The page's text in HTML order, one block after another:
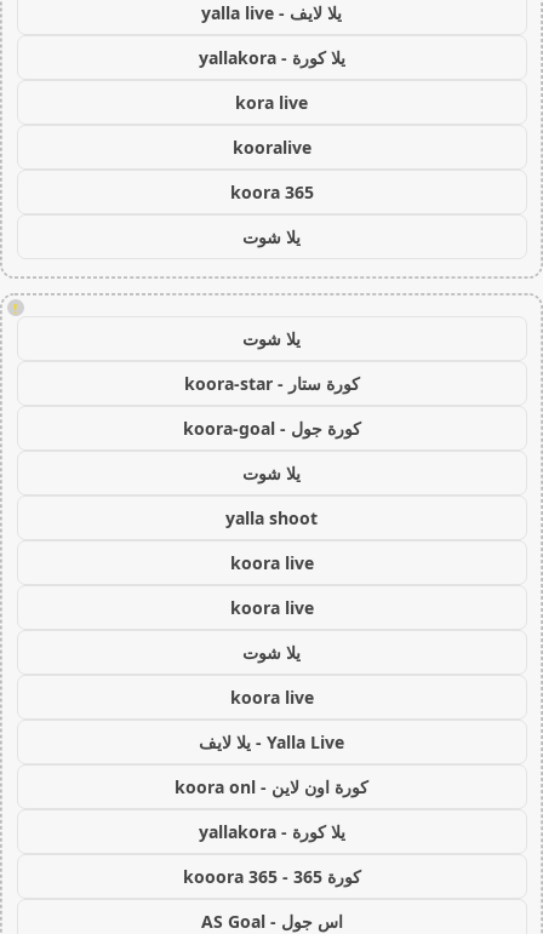
يلا لايف - yalla live
يلا كورة - yallakora
kora live
kooralive
koora 365
يلا شوت
!
يلا شوت
كورة ستار - koora-star
كورة جول - koora-goal
يلا شوت
yalla shoot
koora live
koora live
يلا شوت
koora live
Yalla Live - يلا لايف
كورة اون لاين - koora onl
يلا كورة - yallakora
كورة 365 - kooora 365
اس جول - AS Goal